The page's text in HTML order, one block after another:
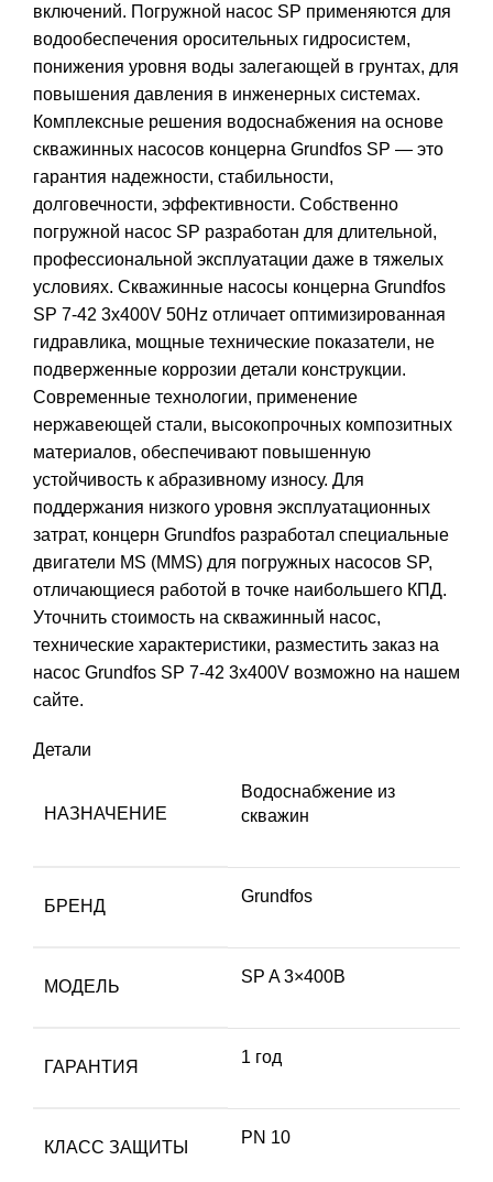
включений. Погружной насос SP применяются для
водообеспечения оросительных гидросистем,
понижения уровня воды залегающей в грунтах, для
повышения давления в инженерных системах.
Комплексные решения водоснабжения на основе
скважинных насосов концерна Grundfos SP — это
гарантия надежности, стабильности,
долговечности, эффективности. Собственно
погружной насос SP разработан для длительной,
профессиональной эксплуатации даже в тяжелых
условиях. Скважинные насосы концерна Grundfos
SP 7-42 3x400V 50Hz отличает оптимизированная
гидравлика, мощные технические показатели, не
подверженные коррозии детали конструкции.
Современные технологии, применение
нержавеющей стали, высокопрочных композитных
материалов, обеспечивают повышенную
устойчивость к абразивному износу. Для
поддержания низкого уровня эксплуатационных
затрат, концерн Grundfos разработал специальные
двигатели MS (MMS) для погружных насосов SP,
отличающиеся работой в точке наибольшего КПД.
Уточнить стоимость на скважинный насос,
технические характеристики, разместить заказ на
насос Grundfos SP 7-42 3x400V возможно на нашем
сайте.
Детали
НАЗНАЧЕНИЕ
Водоснабжение из
скважин
БРЕНД
Grundfos
МОДЕЛЬ
SP A 3×400В
ГАРАНТИЯ
1 год
КЛАСС ЗАЩИТЫ
PN 10